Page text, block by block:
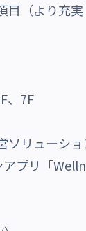
（より充
、7F
リューシ
プリ「